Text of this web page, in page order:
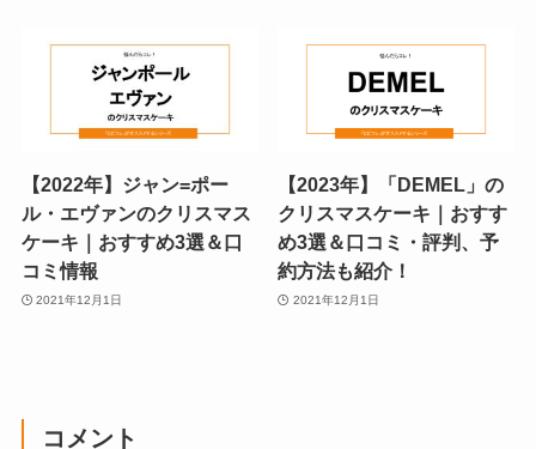
【2022年】ジャン=ポー
ル・エヴァンのクリスマス
ケーキ｜おすすめ3選＆口
コミ情報
2021年12月1日
【2023年】「DEMEL」の
クリスマスケーキ｜おすす
め3選＆口コミ・評判、予
約方法も紹介！
2021年12月1日
コメント